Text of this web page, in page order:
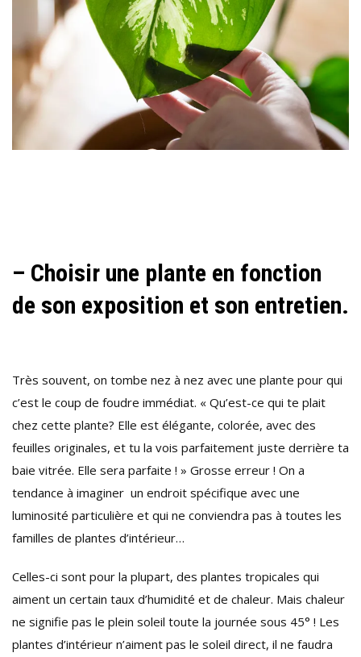
– Choisir une plante en fonction
de son exposition et son entretien.
Très souvent, on tombe nez à nez avec une plante pour qui
c’est le coup de foudre immédiat. « Qu’est-ce qui te plait
chez cette plante? Elle est élégante, colorée, avec des
feuilles originales, et tu la vois parfaitement juste derrière ta
baie vitrée. Elle sera parfaite ! » Grosse erreur ! On a
tendance à imaginer un endroit spécifique avec une
luminosité particulière et qui ne conviendra pas à toutes les
familles de plantes d’intérieur…
Celles-ci sont pour la plupart, des plantes tropicales qui
aiment un certain taux d’humidité et de chaleur. Mais chaleur
ne signifie pas le plein soleil toute la journée sous 45° ! Les
plantes d’intérieur n’aiment pas le soleil direct, il ne faudra